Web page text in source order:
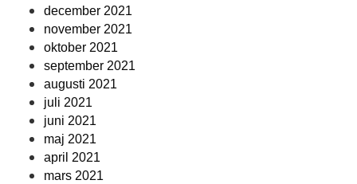
december 2021
november 2021
oktober 2021
september 2021
augusti 2021
juli 2021
juni 2021
maj 2021
april 2021
mars 2021